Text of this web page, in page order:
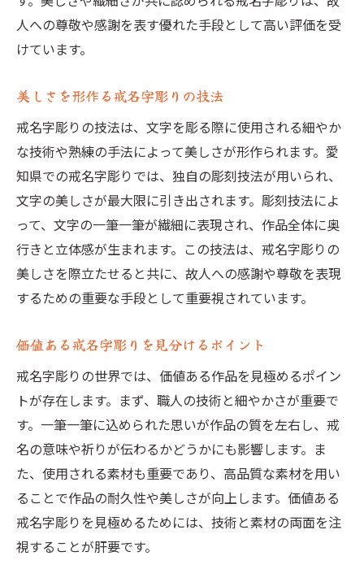
人への尊敬や感謝を表す優れた手段として高い評価を受
けています。
美しさを形作る戒名字彫りの技法
戒名字彫りの技法は、文字を彫る際に使用される細やか
な技術や熟練の手法によって美しさが形作られます。愛
知県での戒名字彫りでは、独自の彫刻技法が用いられ、
文字の美しさが最大限に引き出されます。彫刻技法によ
って、文字の一筆一筆が繊細に表現され、作品全体に奥
行きと立体感が生まれます。この技法は、戒名字彫りの
美しさを際立たせると共に、故人への感謝や尊敬を表現
するための重要な手段として重要視されています。
価値ある戒名字彫りを見分けるポイント
戒名字彫りの世界では、価値ある作品を見極めるポイン
トが存在します。まず、職人の技術と細やかさが重要で
す。一筆一筆に込められた思いが作品の質を左右し、戒
名の意味や祈りが伝わるかどうかにも影響します。ま
た、使用される素材も重要であり、高品質な素材を用い
ることで作品の耐久性や美しさが向上します。価値ある
戒名字彫りを見極めるためには、技術と素材の両面を注
視することが肝要です。